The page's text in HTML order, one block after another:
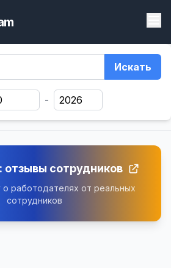
Искать
-
сотрудников
о работодателях от реальных
сотрудников